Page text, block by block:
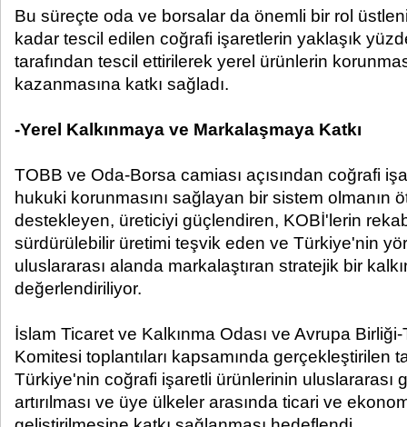
Bu süreçte oda ve borsalar da önemli bir rol
kadar tescil edilen coğrafi işaretlerin yaklaşık
tarafından tescil ettirilerek yerel ürünlerin
kazanmasına katkı sağladı.
-Yerel Kalkınmaya ve Markalaşmaya Katkı
TOBB ve Oda-Borsa camiası açısından coğrafi
hukuki korunmasını sağlayan bir sistem olmanın
destekleyen, üreticiyi güçlendiren, KOBİ'lerin
sürdürülebilir üretimi teşvik eden ve Türkiye'nin
uluslararası alanda markalaştıran stratejik bir
değerlendiriliyor.
İslam Ticaret ve Kalkınma Odası ve Avrupa
Komitesi toplantıları kapsamında gerçekleştirilen
Türkiye'nin coğrafi işaretli ürünlerinin uluslararası
artırılması ve üye ülkeler arasında ticari ve